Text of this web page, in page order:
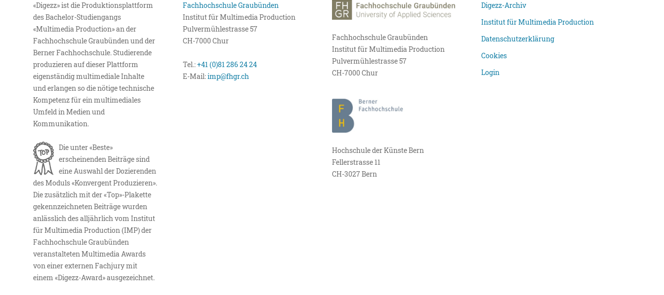
«Digezz» ist die Produktionsplattform
des Bachelor-Studiengangs
«Multimedia Production» an der
Fachhochschule Graubünden und der
Berner Fachhochschule. Studierende
produzieren auf dieser Plattform
eigenständig multimediale Inhalte
und erlangen so die nötige technische
Kompetenz für ein multimediales
Umfeld in Medien und
Kommunikation.
Die unter «Beste»
erscheinenden Beiträge sind
eine Auswahl der Dozierenden
des Moduls «Konvergent Produzieren».
Die zusätzlich mit der «Top»-Plakette
gekennzeichneten Beiträge wurden
anlässlich des alljährlich vom Institut
für Multimedia Production (IMP) der
Fachhochschule Graubünden
veranstalteten Multimedia Awards
von einer externen Fachjury mit
einem «Digezz-Award» ausgezeichnet.
Fachhochschule Graubünden
Institut für Multimedia Production
Pulvermühlestrasse 57
CH-7000 Chur
Tel.:+41 (0)81 286 24 24
E-Mail:imp@fhgr.ch
Fachhochschule Graubünden
Institut für Multimedia Production
Pulvermühlestrasse 57
CH-7000 Chur
Hochschule der Künste Bern
Fellerstrasse 11
CH-3027 Bern
Digezz-Archiv
Institut für Multimedia Production
Datenschutzerklärung
Cookies
Login